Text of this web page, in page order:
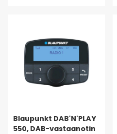
Blaupunkt DAB'N'PLAY
550, DAB-vastaanotin